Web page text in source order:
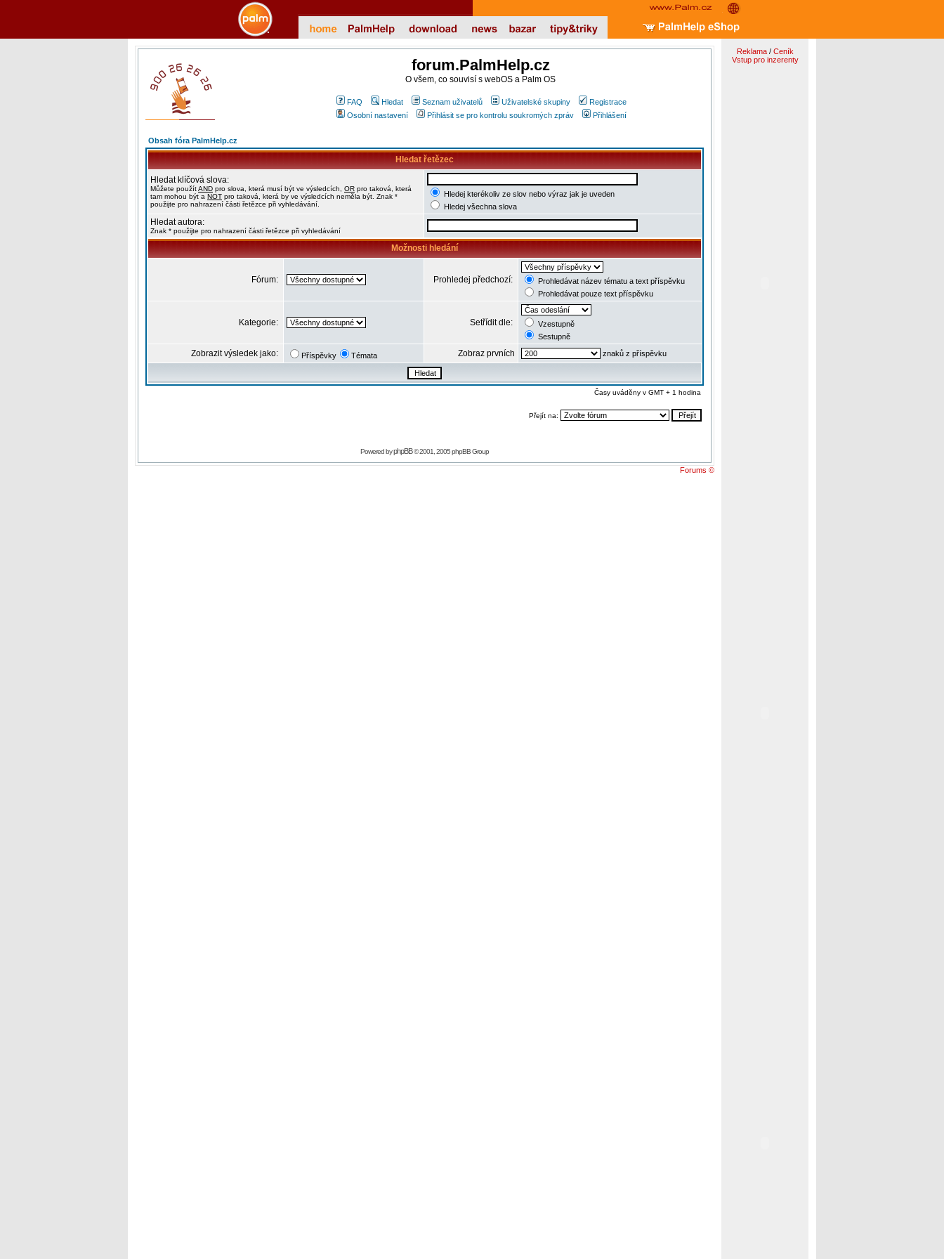
forum.PalmHelp.cz
O všem, co souvisí s webOS a Palm OS
FAQ Hledat Seznam uživatelů Uživatelské skupiny
Registrace
Osobní nastavení
Přihlásit se pro kontrolu soukromých zpráv Přihlášení
Obsah fóra PalmHelp.cz
Hledat řetězec
Hledat klíčová slova:
Můžete použítAND pro slova, která musí být ve výsledcích, OR pro taková, která
tam mohou být a NOT pro taková, která by ve výsledcích neměla být. Znak *
použijte pro nahrazení části řetězce při vyhledávání.
Hledej kterékoliv ze slov nebo výraz jak je uveden
Hledej všechna slova
Hledat autora:
Znak * použijte pro nahrazení části řetězce při vyhledávání
Možnosti hledání
Fórum: Prohledej předchozí:
Prohledávat název tématu a text příspěvku
Prohledávat pouze text příspěvku
Kategorie: Setřídit dle:
Vzestupně
Sestupně
Zobrazit výsledek jako: Příspěvky Témata Zobraz prvních znaků z příspěvku
Časy uváděny v GMT + 1 hodina
Přejít na:
Powered byphpBB© 2001, 2005 phpBB Group
Forums ©
Reklama/ Ceník
Vstup pro inzerenty